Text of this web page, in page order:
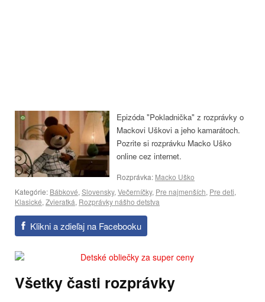
Epizóda "Pokladnička" z rozprávky o
Mackovi Uškovi a jeho kamarátoch.
Pozrite si rozprávku Macko Uško
online cez internet.
Rozprávka: Macko Uško
Kategórie: Bábkové, Slovensky, Večerníčky, Pre najmenších, Pre deti,
Klasické, Zvieratká, Rozprávky nášho detstva
Klikni a zdieľaj na Facebooku
Všetky časti rozprávky